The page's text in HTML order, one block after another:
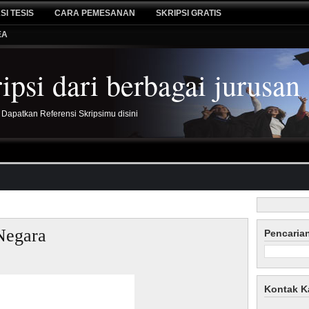
TESIS CARA PEMESANAN SKRIPSI GRATIS
dari berbagai jurusan
Referensi Skripsimu disini
Kontak